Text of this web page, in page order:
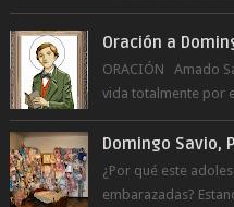
Oración a
ORACIÓN Amado
vida totalmente por
a la juventud para ...
Domingo Savio,
¿Por qué este
embarazadas?